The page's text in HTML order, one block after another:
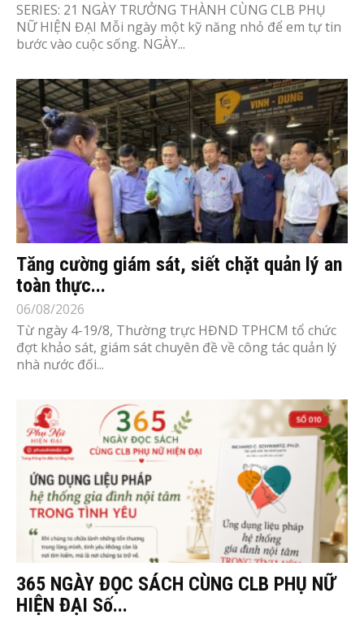
SERIES: 21 NGÀY TRƯỞNG THÀNH CÙNG CLB PHỤ
NỮ HIỆN ĐẠI Mỗi ngày một kỹ năng nhỏ để em tự tin
bước vào cuộc sống. NGÀY...
Tăng cường giám sát, siết chặt quản lý an
toàn thực...
06/08/2026
Từ ngày 4-19/8, Thường trực HĐND TPHCM tổ chức
đợt khảo sát, giám sát chuyên đề về công tác quản lý
nhà nước đối...
365 NGÀY ĐỌC SÁCH CÙNG CLB PHỤ NỮ
HIỆN ĐẠI Số...